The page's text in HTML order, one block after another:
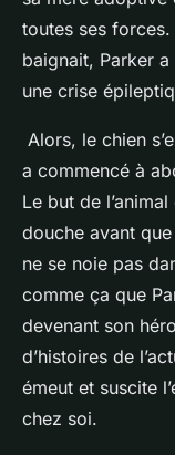
toutes ses
baignait, Parker
une crise
Alors, le chien
a commencé à
Le but de
douche avant
ne se noie pas
comme ça que
devenant son
d’histoires de
émeut et suscite
chez soi.